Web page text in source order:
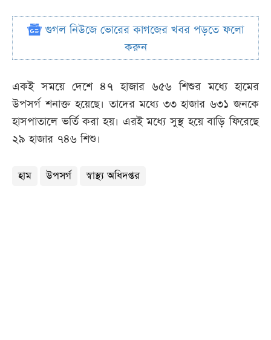
গুগল নিউজে ভোরের কাগজের খবর পড়তে ফলো
করুন
একই সময়ে দেশে ৪৭ হাজার ৬৫৬ শিশুর মধ্যে হামের
উপসর্গ শনাক্ত হয়েছে। তাদের মধ্যে ৩৩ হাজার ৬৩১ জনকে
হাসপাতালে ভর্তি করা হয়। এরই মধ্যে সুস্থ হয়ে বাড়ি ফিরেছে
২৯ হাজার ৭৪৬ শিশু।
হাম উপসর্গ স্বাস্থ্য অধিদপ্তর